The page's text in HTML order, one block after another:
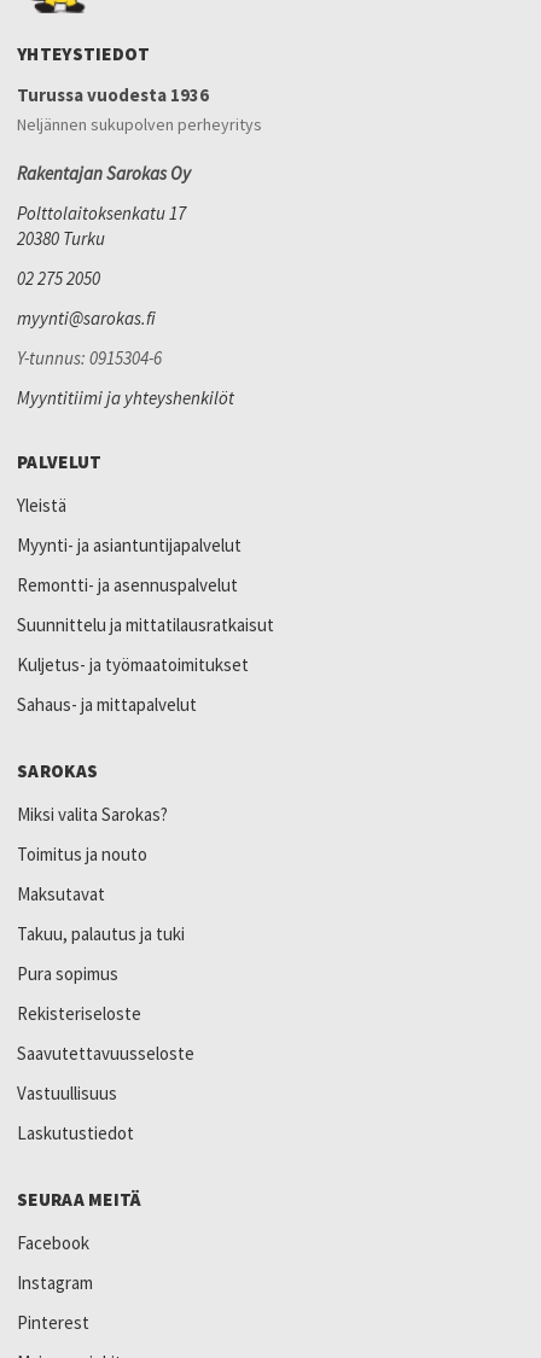
YHTEYSTIEDOT
Turussa vuodesta 1936
Neljännen sukupolven perheyritys
Rakentajan Sarokas Oy
Polttolaitoksenkatu 17
20380 Turku
02 275 2050
myynti@sarokas.fi
Y-tunnus: 0915304-6
Myyntitiimi ja yhteyshenkilöt
PALVELUT
Yleistä
Myynti- ja asiantuntijapalvelut
Remontti- ja asennuspalvelut
Suunnittelu ja mittatilausratkaisut
Kuljetus- ja työmaatoimitukset
Sahaus- ja mittapalvelut
SAROKAS
Miksi valita Sarokas?
Toimitus ja nouto
Maksutavat
Takuu, palautus ja tuki
Pura sopimus
Rekisteriseloste
Saavutettavuusseloste
Vastuullisuus
Laskutustiedot
SEURAA MEITÄ
Facebook
Instagram
Pinterest